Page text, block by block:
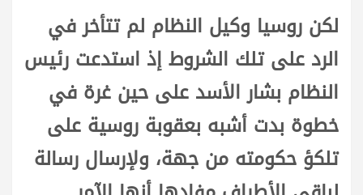
لكن روسيا وكيل النظام لم تتأخر في
الرد على تلك الشروط إذ استدعت رئيس
النظام بشار الأسد على حين غرة في
خطوة بدت أشبه بعقوبة روسية على
تلكؤ حكومته من جهة، ولإرسال رسالة